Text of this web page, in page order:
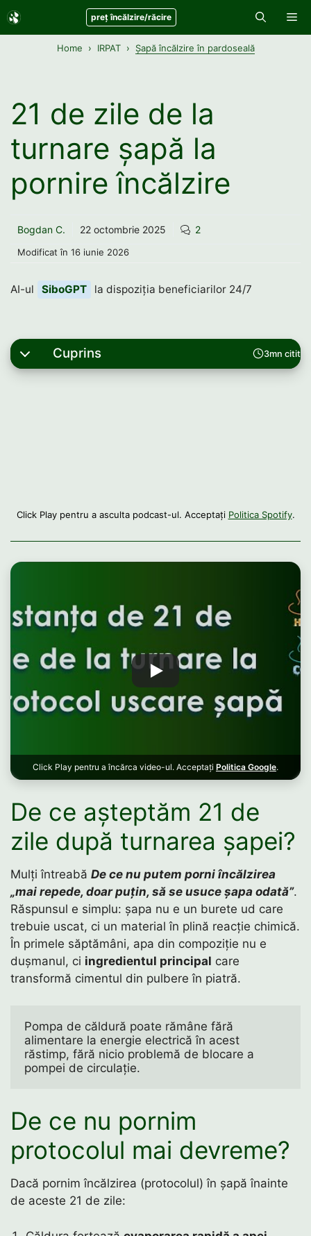
Sari
la
preț încălzire/răcire
Home IRPAT Șapă încălzire în pardoseală
21 de zile de la
turnare șapă la
pornire încălzire
Bogdan C. 22 octombrie 2025 2
Modificat în 16 iunie 2026
AI-ul SiboGPT la dispoziția beneficiarilor 24/7
3mn citit
Cuprins
Click Play pentru a asculta podcast-ul. Acceptați Politica Spotify.
Click Play pentru a încărca video-ul. Acceptați Politica Google.
De ce așteptăm 21 de
zile după turnarea șapei?
Mulți întreabă De ce nu putem porni încălzirea
„mai repede, doar puțin, să se usuce șapa odată”.
Răspunsul e simplu: șapa nu e un burete ud care
trebuie uscat, ci un material în plină reacție chimică.
În primele săptămâni, apa din compoziție nu e
dușmanul, ci ingredientul principal care
transformă cimentul din pulbere în piatră.
Pompa de căldură poate rămâne fără
alimentare la energie electrică în acest
răstimp, fără nicio problemă de blocare a
pompei de circulație.
De ce nu pornim
protocolul mai devreme?
Dacă pornim încălzirea (protocolul) în șapă înainte
de aceste 21 de zile: